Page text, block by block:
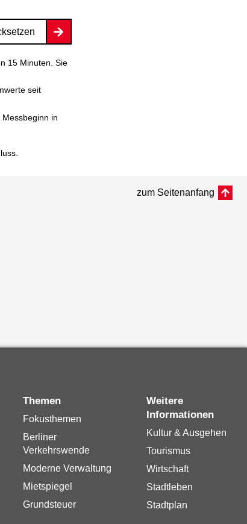
15 Minuten. Sie
seit
in
.
zum Seitenanfang
Themen
Fokusthemen
Berliner
Verkehrswende
Moderne Verwaltung
Mietspiegel
Grundsteuer
Weitere
Informationen
Kultur & Ausgehen
Tourismus
Wirtschaft
Stadtleben
Stadtplan